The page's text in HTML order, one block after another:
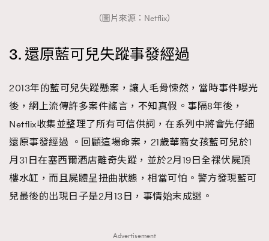
（圖片來源：Netflix）
3. 還原藍可兒失蹤事發經過
2013年的藍可兒失蹤懸案，讓人毛骨悚然，當時事件曝光
後，網上流傳許多案件謠言，不知真假。事隔8年後，
Netflix收集並整理了所有可信供詞，在系列中將會先仔細
還原事發經過 。回顧這場命案，21歲華裔女孩藍可兒於1
月31日在塞西爾酒店離奇失蹤，並於2月19日全祼伏屍頂
樓水缸，而且屍體呈扭曲狀態，相當可怕。警方發現藍可
兒最後的出現日子是2月13日，事情始末成謎。
Advertisement